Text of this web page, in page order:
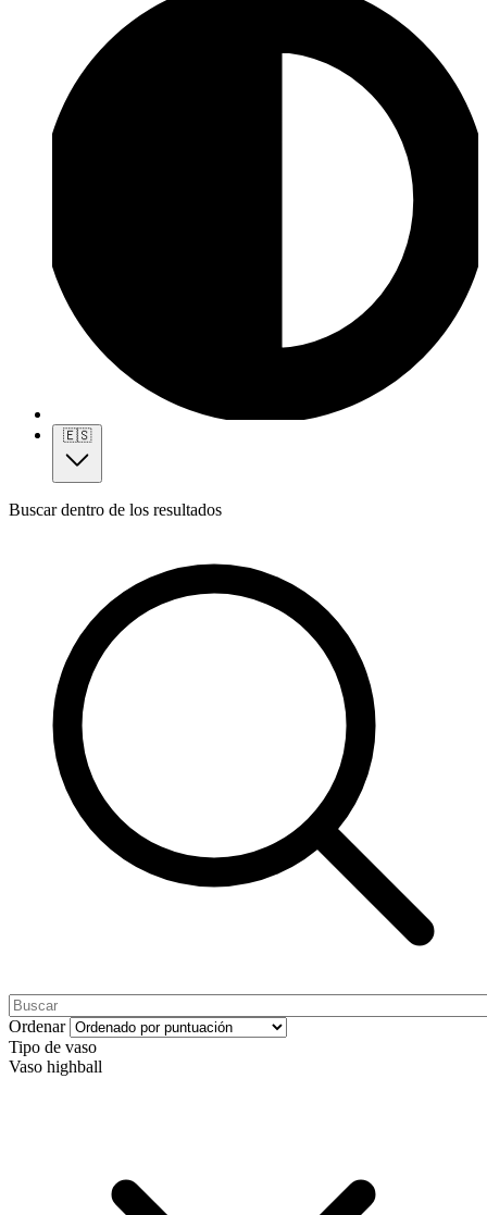
🇪🇸
Buscar dentro de los resultados
Ordenar
Tipo de vaso
Vaso highball